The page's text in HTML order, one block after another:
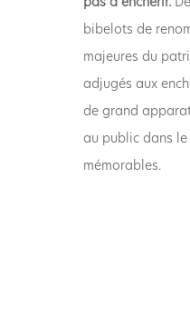
bibelots de
majeures du
adjugés aux
de grand
au public dans le
mémorables.